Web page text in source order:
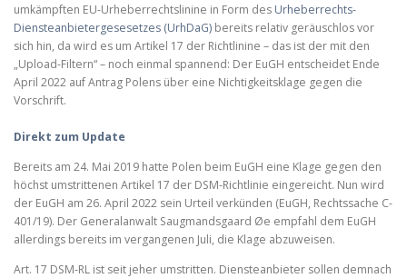
umkämpften EU-Urheberrechtslinine in Form des Urheberrechts-
Diensteanbietergesesetzes (UrhDaG) bereits relativ geräuschlos vor
sich hin, da wird es um Artikel 17 der Richtlinine – das ist der mit den
„Upload-Filtern“ – noch einmal spannend: Der EuGH entscheidet Ende
April 2022 auf Antrag Polens über eine Nichtigkeitsklage gegen die
Vorschrift.
Direkt zum Update
Bereits am 24. Mai 2019 hatte Polen beim EuGH eine Klage gegen den
höchst umstrittenen Artikel 17 der DSM-Richtlinie eingereicht. Nun wird
der EuGH am 26. April 2022 sein Urteil verkünden (EuGH, Rechtssache C-
401/19). Der Generalanwalt Saugmandsgaard Øe empfahl dem EuGH
allerdings bereits im vergangenen Juli, die Klage abzuweisen.
Art. 17 DSM-RL ist seit jeher umstritten. Diensteanbieter sollen demnach